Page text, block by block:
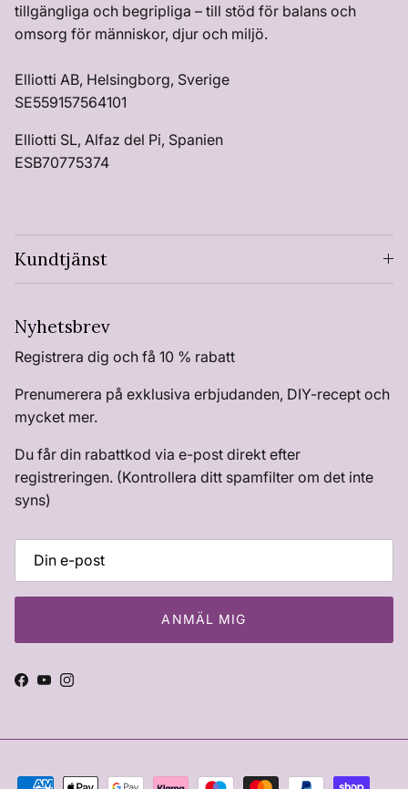
tillgängliga och begripliga – till stöd för balans och
omsorg för människor, djur och miljö.
Elliotti AB, Helsingborg, Sverige
SE559157564101
Elliotti SL, Alfaz del Pi, Spanien
ESB70775374
Kundtjänst
Nyhetsbrev
Registrera dig och få 10 % rabatt
Prenumerera på exklusiva erbjudanden, DIY-recept och
mycket mer.
Du får din rabattkod via e-post direkt efter
registreringen. (Kontrollera ditt spamfilter om det inte
syns)
ANMÄL MIG
Facebook
YouTube
Instagram